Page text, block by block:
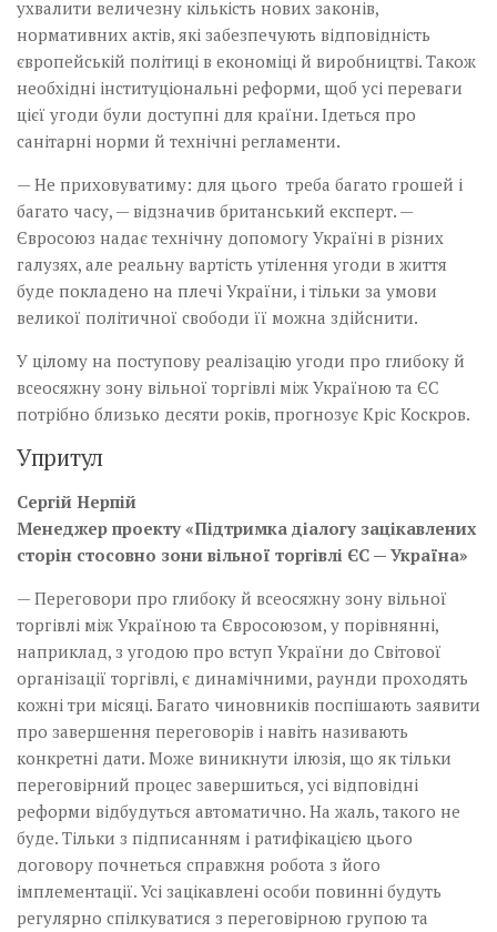
ухвалити величезну кількість нових законів,
нормативних актів, які забезпечують відповідність
європейській політиці в економіці й виробництві. Також
необхідні інституціональні реформи, щоб усі переваги
цієї угоди були доступні для країни. Ідеться про
санітарні норми й технічні регламенти.
— Не приховуватиму: для цього треба багато грошей і
багато часу, — відзначив британський експерт. —
Євросоюз надає технічну допомогу Україні в різних
галузях, але реальну вартість утілення угоди в життя
буде покладено на плечі України, і тільки за умови
великої політичної свободи її можна здійснити.
У цілому на поступову реалізацію угоди про глибоку й
всеосяжну зону вільної торгівлі між Україною та ЄС
потрібно близько десяти років, прогнозує Кріс Коскров.
Упритул
Сергій Нерпій
Менеджер проекту «Підтримка діалогу зацікавлених
сторін стосовно зони вільної торгівлі ЄС — Україна»
— Переговори про глибоку й всеосяжну зону вільної
торгівлі між Україною та Євросоюзом, у порівнянні,
наприклад, з угодою про вступ України до Світової
організації торгівлі, є динамічними, раунди проходять
кожні три місяці. Багато чиновників поспішають заявити
про завершення переговорів і навіть називають
конкретні дати. Може виникнути ілюзія, що як тільки
переговірний процес завершиться, усі відповідні
реформи відбудуться автоматично. На жаль, такого не
буде. Тільки з підписанням і ратифікацією цього
договору почнеться справжня робота з його
імплементації. Усі зацікавлені особи повинні будуть
регулярно спілкуватися з переговірною групою та